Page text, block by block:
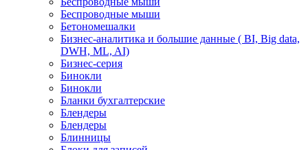
Беспроводные мыши
Бетономешалки
Бизнес-аналитика и большие данные ( BI, Big data,
DWH, ML, AI)
Бизнес-серия
Бинокли
Бинокли
Бланки бухгалтерские
Блендеры
Блендеры
Блинницы